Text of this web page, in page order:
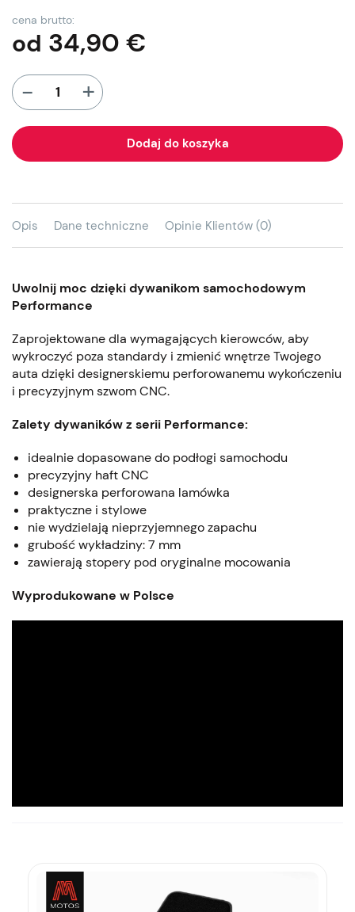
cena brutto:
od 34,90 €
- +
Dodaj do koszyka
Opis Dane techniczne Opinie Klientów (0)
Uwolnij moc dzięki dywanikom samochodowym
Performance
Zaprojektowane dla wymagających kierowców, aby
wykroczyć poza standardy i zmienić wnętrze Twojego
auta dzięki designerskiemu perforowanemu wykończeniu
i precyzyjnym szwom CNC.
Zalety dywaników z serii Performance:
idealnie dopasowane do podłogi samochodu
precyzyjny haft CNC
designerska perforowana lamówka
praktyczne i stylowe
nie wydzielają nieprzyjemnego zapachu
grubość wykładziny: 7 mm
zawierają stopery pod oryginalne mocowania
Wyprodukowane w Polsce